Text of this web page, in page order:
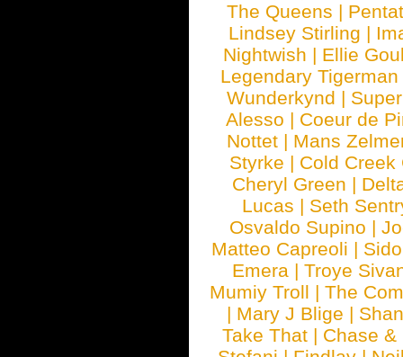
The Queens |
Lindsey Stirling |
Nightwish | Ellie
Legendary Tigerman
Wunderkynd |
Alesso | Coeur de
Nottet | Mans
Styrke | Cold Creek
Cheryl Green |
Lucas | Seth
Osvaldo Supino |
Matteo Capreoli | Sido
Emera | Troye
Mumiy Troll |The
| Mary J Blige |
Take That | Chase &